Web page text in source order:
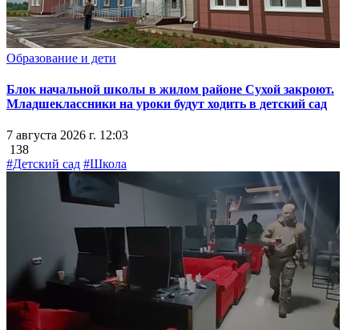
Образование и дети
Блок начальной школы в жилом районе Сухой закроют.
Младшеклассники на уроки будут ходить в детский сад
7 августа 2026 г. 12:03
138
#Детский сад #Школа